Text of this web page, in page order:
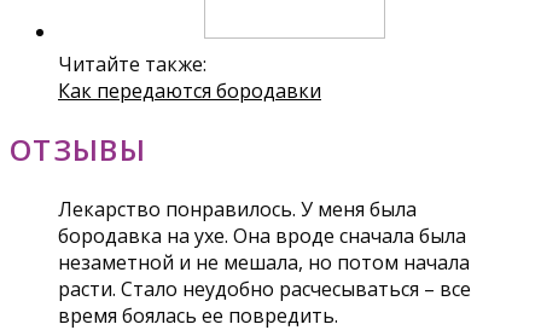
Читайте также:
Как передаются бородавки
ОТЗЫВЫ
Лекарство понравилось. У меня была
бородавка на ухе. Она вроде сначала была
незаметной и не мешала, но потом начала
расти. Стало неудобно расчесываться – все
время боялась ее повредить.